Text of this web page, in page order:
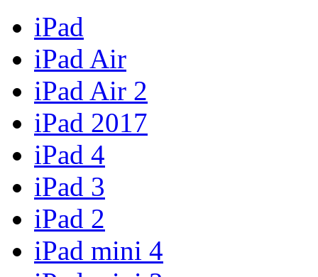
iPad
iPad Air
iPad Air 2
iPad 2017
iPad 4
iPad 3
iPad 2
iPad mini 4